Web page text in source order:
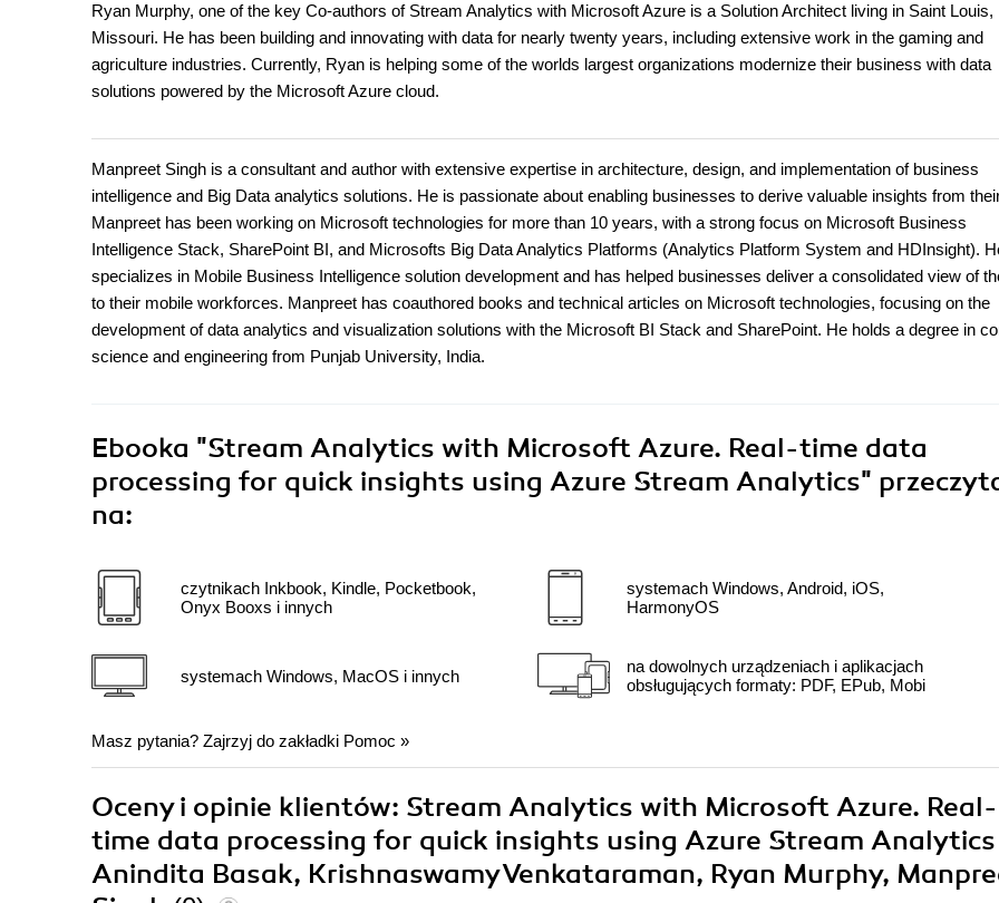
Ryan Murphy, one of the key Co-authors of Stream Analytics with Microsoft Azure is a Solution Architect living in Saint Louis,
Missouri. He has been building and innovating with data for nearly twenty years, including extensive work in the gaming and
agriculture industries. Currently, Ryan is helping some of the worlds largest organizations modernize their business with data
solutions powered by the Microsoft Azure cloud.
Manpreet Singh is a consultant and author with extensive expertise in architecture, design, and implementation of business
intelligence and Big Data analytics solutions. He is passionate about enabling businesses to derive valuable insights from
Manpreet has been working on Microsoft technologies for more than 10 years, with a strong focus on Microsoft Business
Intelligence Stack, SharePoint BI, and Microsofts Big Data Analytics Platforms (Analytics Platform System and HDInsight).
specializes in Mobile Business Intelligence solution development and has helped businesses deliver a consolidated view of
to their mobile workforces. Manpreet has coauthored books and technical articles on Microsoft technologies, focusing on the
development of data analytics and visualization solutions with the Microsoft BI Stack and SharePoint. He holds a degree in
science and engineering from Punjab University, India.
Ebooka "Stream Analytics with Microsoft Azure. Real-time data
processing for quick insights using Azure Stream Analytics"
na:
czytnikach Inkbook, Kindle, Pocketbook,
Onyx Booxs i innych
systemach Windows, MacOS i innych
systemach Windows, Android, iOS,
HarmonyOS
na dowolnych urządzeniach i aplikacjach
obsługujących formaty: PDF, EPub, Mobi
Masz pytania? Zajrzyj do zakładki Pomoc »
Oceny i opinie klientów: Stream Analytics with Microsoft Azure. Real-
time data processing for quick insights using Azure Stream Analytics
Anindita Basak, Krishnaswamy Venkataraman, Ryan Murphy,